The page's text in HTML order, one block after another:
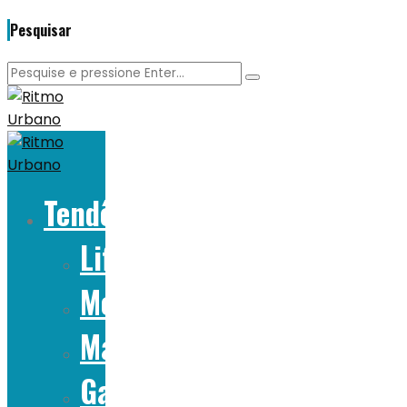
Pesquisar
Tendências
Lifestyle
Moda
Marcas
Gadgets